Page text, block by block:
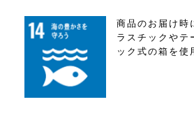
商品のお届け時
ラスチックやテ
ック式の箱を使